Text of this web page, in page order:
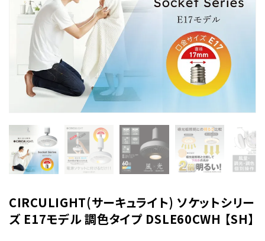
CIRCULIGHT(サーキュライト) ソケットシリー
ズ E17モデル 調色タイプ DSLE60CWH 【SH】